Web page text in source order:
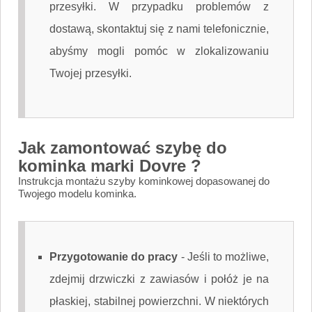
przesyłki. W przypadku problemów z
dostawą, skontaktuj się z nami telefonicznie,
abyśmy mogli pomóc w zlokalizowaniu
Twojej przesyłki.
Jak zamontować szybę do
kominka marki Dovre ?
Instrukcja montażu szyby kominkowej dopasowanej do
Twojego modelu kominka.
Przygotowanie do pracy - Jeśli to możliwe,
zdejmij drzwiczki z zawiasów i połóż je na
płaskiej, stabilnej powierzchni. W niektórych